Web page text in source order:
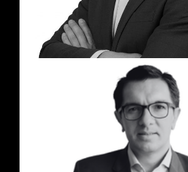
Diego Parra